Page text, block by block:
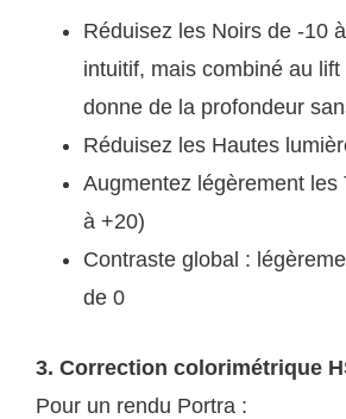
Réduisez les Noirs de -10
intuitif, mais combiné au
donne de la profondeur
Réduisez les Hautes
Augmentez légèrement les
à +20)
Contraste global :
de 0
3. Correction colorimétrique
Pour un rendu Portra :